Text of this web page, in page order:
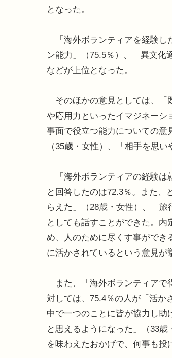
となった。
「海外ボランティアを経験し
ン能力」（75.5％）、「異文化
などが上位となった。
そのほかの意見としては、「
や応用力といったイマジネーシ
事面で役立つ能力についての意
（35歳・女性）、「相手を思
「海外ボランティアの経験は
と回答したのは72.3％。また、
らえた」（28歳・女性）、「
としても話すことができた。
め、人のために尽くす事ができ
に活かされているという意見が
また、「海外ボランティアで
対しては、75.4％の人が「活か
中で一つのことに皆が協力し
と思えるようになった」（33
を味わえたおかげで、何事も投